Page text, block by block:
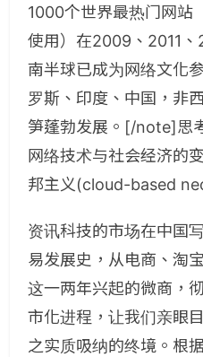
1000个世界最热门网站
使用）在2009、2011、
南半球已成为网络文化
罗斯、印度、中国，非
笋蓬勃发展。[/note]思
网络技术与社会经济的
邦主义(cloud-based
资讯科技的市场在中国
易发展史，从电商、淘
这一两年兴起的微商，
市化进程，让我们亲眼
之实质吸纳的终境。根